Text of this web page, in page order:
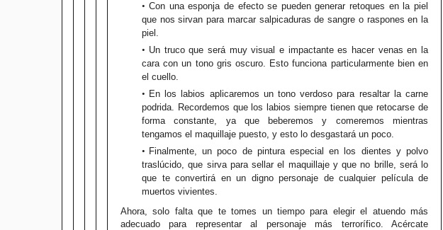
Con una esponja de efecto se pueden generar retoques en la piel
que nos sirvan para marcar salpicaduras de sangre o raspones en la
piel.
Un truco que será muy visual e impactante es hacer venas en la
cara con un tono gris oscuro. Esto funciona particularmente bien en
el cuello.
En los labios aplicaremos un tono verdoso para resaltar la carne
podrida. Recordemos que los labios siempre tienen que retocarse de
forma constante, ya que beberemos y comeremos mientras
tengamos el maquillaje puesto, y esto lo desgastará un poco.
Finalmente, un poco de pintura especial en los dientes y polvo
traslúcido, que sirva para sellar el maquillaje y que no brille, será lo
que te convertirá en un digno personaje de cualquier película de
muertos vivientes.
Ahora, solo falta que te tomes un tiempo para elegir el atuendo más
adecuado para representar al personaje más terrorífico. Acércate